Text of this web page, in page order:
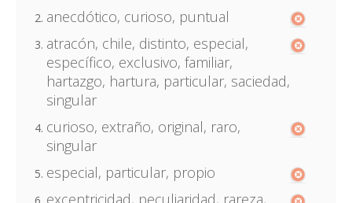
anecdótico, curioso, puntual
atracón, chile, distinto, especial,
específico, exclusivo, familiar,
hartazgo, hartura, particular, saciedad,
singular
curioso, extraño, original, raro,
singular
especial, particular, propio
excentricidad, peculiaridad, rareza,